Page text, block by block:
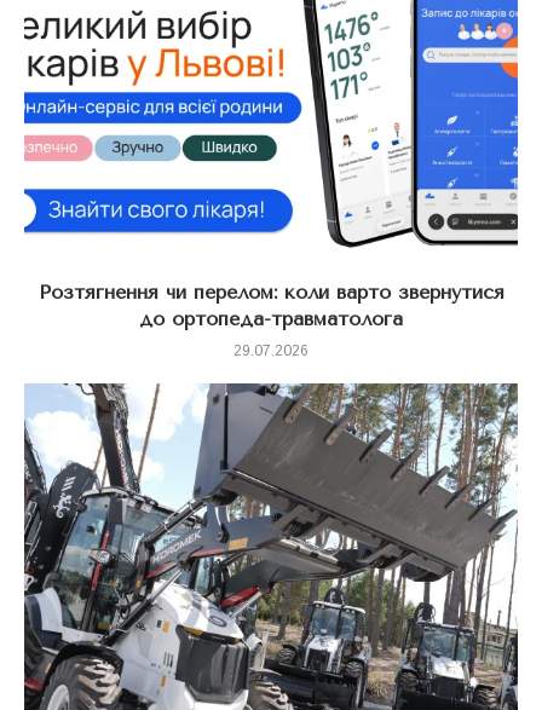
Розтягнення чи перелом: коли варто звернутися
до ортопеда-травматолога
29.07.2026